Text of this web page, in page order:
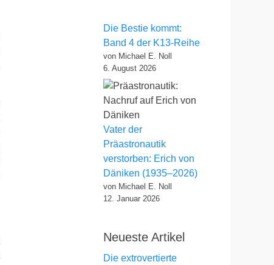
Die Bestie kommt:
Band 4 der K13-Reihe
von Michael E. Noll
6. August 2026
Vater der
Präastronautik
verstorben: Erich von
Däniken (1935–2026)
von Michael E. Noll
12. Januar 2026
Neueste Artikel
Die extrovertierte